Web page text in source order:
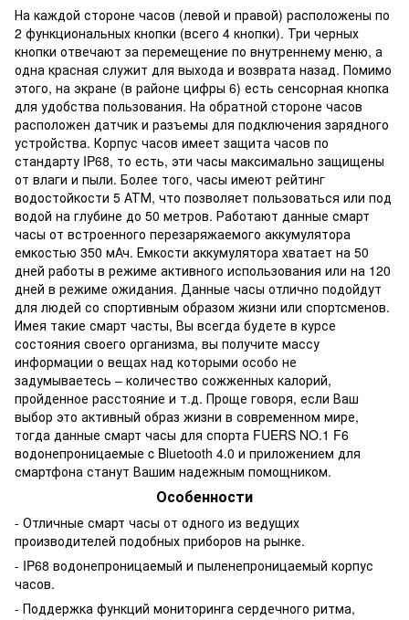
На каждой стороне часов (левой и правой) расположены по
2 функциональных кнопки (всего 4 кнопки). Три черных
кнопки отвечают за перемещение по внутреннему меню, а
одна красная служит для выхода и возврата назад. Помимо
этого, на экране (в районе цифры 6) есть сенсорная кнопка
для удобства пользования. На обратной стороне часов
расположен датчик и разъемы для подключения зарядного
устройства. Корпус часов имеет защита часов по
стандарту IP68, то есть, эти часы максимально защищены
от влаги и пыли. Более того, часы имеют рейтинг
водостойкости 5 АТМ, что позволяет пользоваться или под
водой на глубине до 50 метров. Работают данные смарт
часы от встроенного перезаряжаемого аккумулятора
емкостью 350 мАч. Емкости аккумулятора хватает на 50
дней работы в режиме активного использования или на 120
дней в режиме ожидания. Данные часы отлично подойдут
для людей со спортивным образом жизни или спортсменов.
Имея такие смарт часты, Вы всегда будете в курсе
состояния своего организма, вы получите массу
информации о вещах над которыми особо не
задумываетесь – количество сожженных калорий,
пройденное расстояние и т.д. Проще говоря, если Ваш
выбор это активный образ жизни в современном мире,
тогда данные смарт часы для спорта FUERS NO.1 F6
водонепроницаемые c Bluetooth 4.0 и приложением для
смартфона станут Вашим надежным помощником.
Особенности
- Отличные смарт часы от одного из ведущих
производителей подобных приборов на рынке.
- IP68 водонепроницаемый и пыленепроницаемый корпус
часов.
- Поддержка функций мониторинга сердечного ритма,